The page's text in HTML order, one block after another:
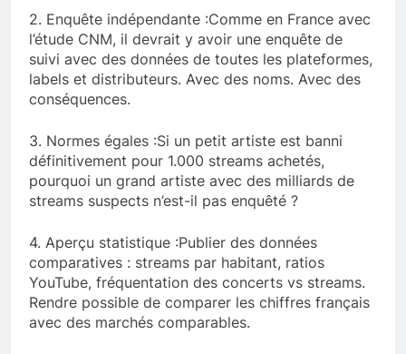
2. Enquête indépendante :Comme en France avec
l’étude CNM, il devrait y avoir une enquête de
suivi avec des données de toutes les plateformes,
labels et distributeurs. Avec des noms. Avec des
conséquences.
3. Normes égales :Si un petit artiste est banni
définitivement pour 1.000 streams achetés,
pourquoi un grand artiste avec des milliards de
streams suspects n’est-il pas enquêté ?
4. Aperçu statistique :Publier des données
comparatives : streams par habitant, ratios
YouTube, fréquentation des concerts vs streams.
Rendre possible de comparer les chiffres français
avec des marchés comparables.